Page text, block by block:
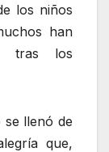
los niños
han
tras los
llenó de
que,